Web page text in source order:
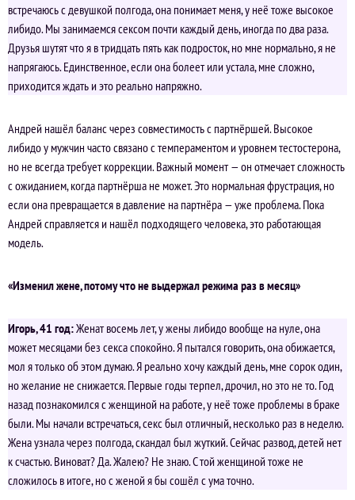
встречаюсь с девушкой полгода, она понимает меня, у неё тоже высокое
либидо. Мы занимаемся сексом почти каждый день, иногда по два раза.
Друзья шутят что я в тридцать пять как подросток, но мне нормально, я не
напрягаюсь. Единственное, если она болеет или устала, мне сложно,
приходится ждать и это реально напряжно.
Андрей нашёл баланс через совместимость с партнёршей. Высокое
либидо у мужчин часто связано с темпераментом и уровнем тестостерона,
но не всегда требует коррекции. Важный момент — он отмечает сложность
с ожиданием, когда партнёрша не может. Это нормальная фрустрация, но
если она превращается в давление на партнёра — уже проблема. Пока
Андрей справляется и нашёл подходящего человека, это работающая
модель.
«Изменил жене, потому что не выдержал режима раз в месяц»
Игорь, 41 год:Женат восемь лет, у жены либидо вообще на нуле, она
может месяцами без секса спокойно. Я пытался говорить, она обижается,
мол я только об этом думаю. Я реально хочу каждый день, мне сорок один,
но желание не снижается. Первые годы терпел, дрочил, но это не то. Год
назад познакомился с женщиной на работе, у неё тоже проблемы в браке
были. Мы начали встречаться, секс был отличный, несколько раз в неделю.
Жена узнала через полгода, скандал был жуткий. Сейчас развод, детей нет
к счастью. Виноват? Да. Жалею? Не знаю. С той женщиной тоже не
сложилось в итоге, но с женой я бы сошёл с ума точно.